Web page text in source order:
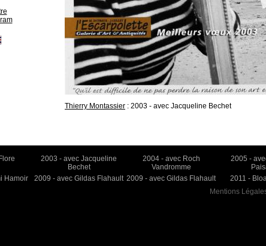
Thierry Montassier : 2003 - avec Jacqueline Bechet
2003 - avec Jacqueline
Bechet
2004 - avec Roch
Vandromme
2005 -
Hamoir
2009 - avec Gildas Flahault 2009 - avec Gildas Flahault
2011 -
Mentions